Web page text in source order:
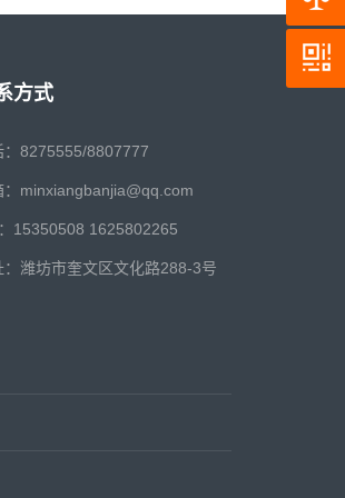
方式
：8275555/8807777
：minxiangbanjia@qq.com
15350508 1625802265
：潍坊市奎文区文化路288-3号